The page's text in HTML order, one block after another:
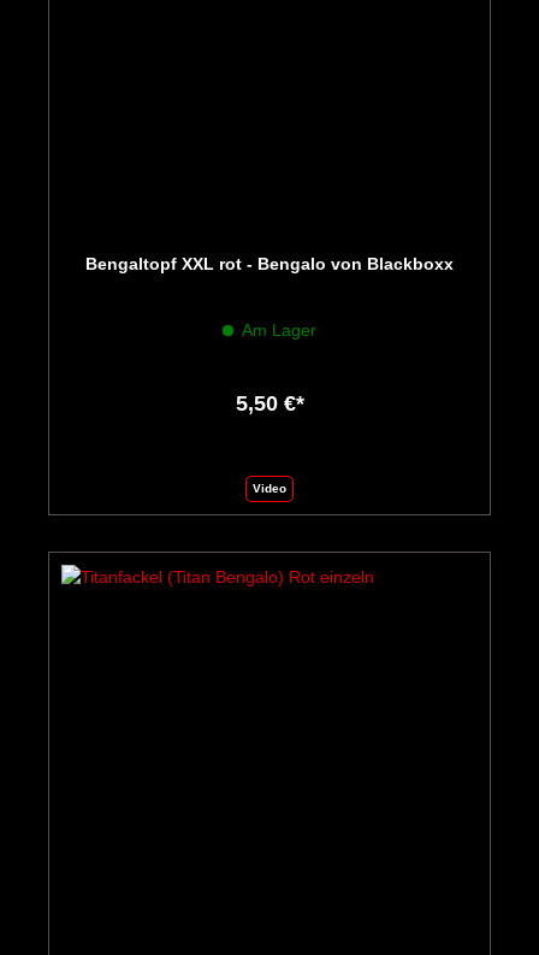
Bengaltopf XXL rot - Bengalo von Blackboxx
Am Lager
5,50 €*
Video